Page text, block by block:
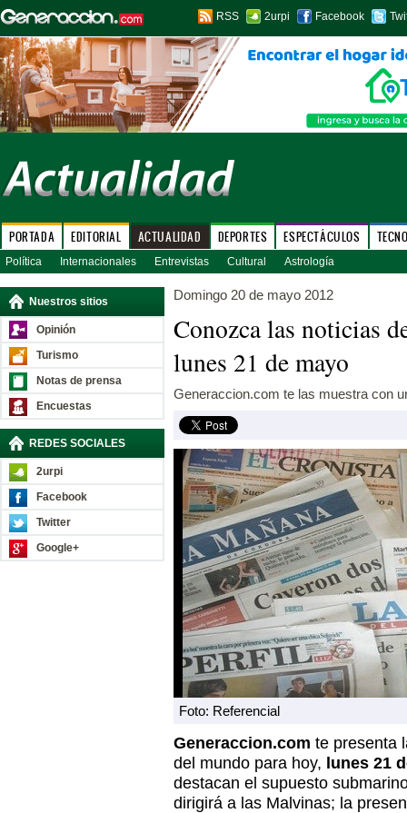
RSS 2urpi Facebook
PORTADA EDITORIAL ACTUALIDAD DEPORTES ESPECTÁCULOS
Política Internacionales Entrevistas Cultural Astrología
Nuestros sitios
Opinión
Turismo
Notas de prensa
Encuestas
REDES SOCIALES
2urpi
Facebook
Twitter
Google+
Domingo 20 de mayo 2012
Conozca las noticias
lunes 21 de mayo
Generaccion.com te las muestra con
Foto: Referencial
Generaccion.com te presenta
del mundo para hoy, lunes 21
destacan el supuesto
dirigirá a las Malvinas; la